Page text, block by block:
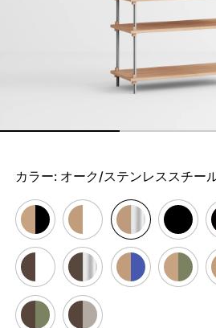
カラー: オーク/ステンレススチー